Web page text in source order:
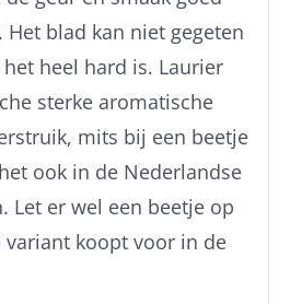
blad kan niet gegeten
heel hard is. Laurier
sterke aromatische
mits bij een beetje
ook in de Nederlandse
Let er wel een beetje op
variant koopt voor in de